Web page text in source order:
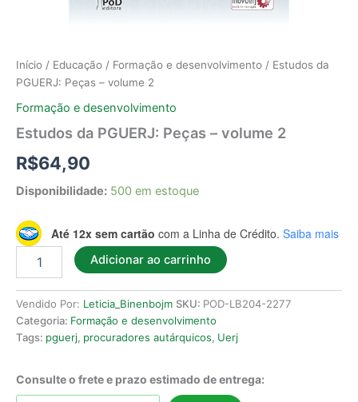
Início / Educação / Formação e desenvolvimento / Estudos da
PGUERJ: Peças – volume 2
Formação e desenvolvimento
Estudos da PGUERJ: Peças – volume 2
R$64,90
Disponibilidade: 500 em estoque
Até 12x sem cartão com a Linha de Crédito. Saiba mais
Adicionar ao carrinho
Vendido Por: Leticia_Binenbojm SKU: POD-LB204-2277
Categoria: Formação e desenvolvimento
Tags: pguerj, procuradores autárquicos, Uerj
Consulte o frete e prazo estimado de entrega: